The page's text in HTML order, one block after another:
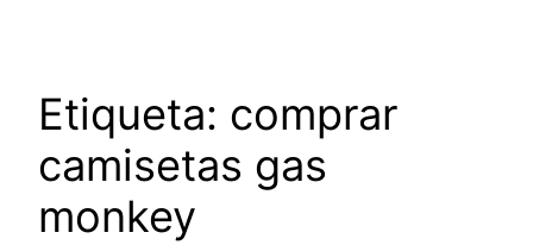
Etiqueta: comprar
camisetas gas
monkey